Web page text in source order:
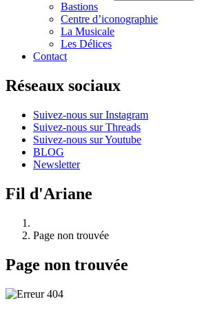
Bastions
Centre d’iconographie
La Musicale
Les Délices
Contact
Réseaux sociaux
Suivez-nous sur Instagram
Suivez-nous sur Threads
Suivez-nous sur Youtube
BLOG
Newsletter
Fil d'Ariane
Page non trouvée
Page non trouvée